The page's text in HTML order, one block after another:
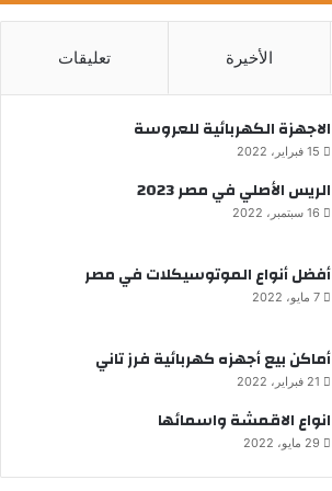
الأخيرة تعليقات
الاجهزة الكهربائية للعروسة
15 فبراير، 2022
الريس الأصلي في مصر 2023
16 سبتمبر، 2022
أفضل أنواع الموتوسيكلات في مصر
7 مايو، 2022
أماكن بيع أجهزه كهربائية فرز تاني
21 فبراير، 2022
انواع الاقمشة واسمائها
29 مايو، 2022